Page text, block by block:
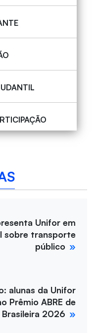
Unifor em
sobre transporte
público
alunas da Unifor
Prêmio ABRE de
Brasileira 2026